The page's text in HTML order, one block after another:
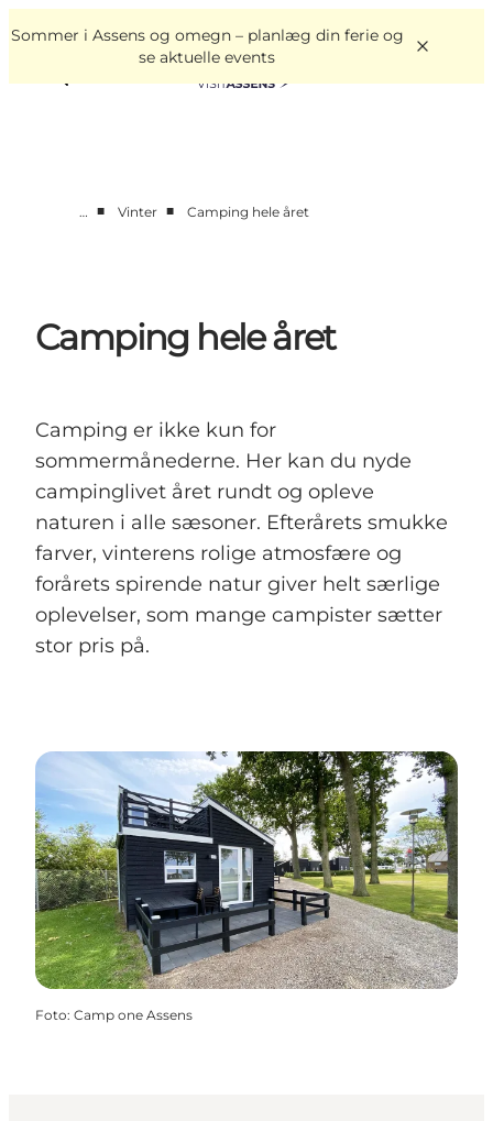
Sommer i Assens og omegn – planlæg din ferie og
se aktuelle events
Det sker
Åbningstider
VisitAssens
Deutsch
… ■ Vinter ■ Camping hele året
Camping hele året
Camping er ikke kun for
sommermånederne. Her kan du nyde
campinglivet året rundt og opleve
naturen i alle sæsoner. Efterårets smukke
farver, vinterens rolige atmosfære og
forårets spirende natur giver helt særlige
oplevelser, som mange campister sætter
stor pris på.
Foto: Camp one Assens